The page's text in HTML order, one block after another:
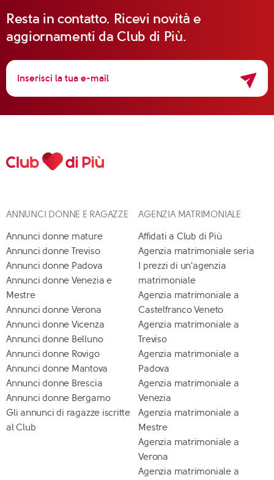
Resta in contatto. Ricevi novità e
aggiornamenti da Club di Più.
ANNUNCI DONNE E RAGAZZE
Annunci donne mature
Annunci donne Treviso
Annunci donne Padova
Annunci donne Venezia e
Mestre
Annunci donne Verona
Annunci donne Vicenza
Annunci donne Belluno
Annunci donne Rovigo
Annunci donne Mantova
Annunci donne Brescia
Annunci donne Bergamo
Gli annunci di ragazze iscritte
al Club
AGENZIA MATRIMONIALE
Affidati a Club di Più
Agenzia matrimoniale seria
I prezzi di un'agenzia
matrimoniale
Agenzia matrimoniale a
Castelfranco Veneto
Agenzia matrimoniale a
Treviso
Agenzia matrimoniale a
Padova
Agenzia matrimoniale a
Venezia
Agenzia matrimoniale a
Mestre
Agenzia matrimoniale a
Verona
Agenzia matrimoniale a